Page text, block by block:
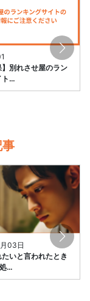
】別れさせ屋のラン
ト…
03日
いと言われたとき
…